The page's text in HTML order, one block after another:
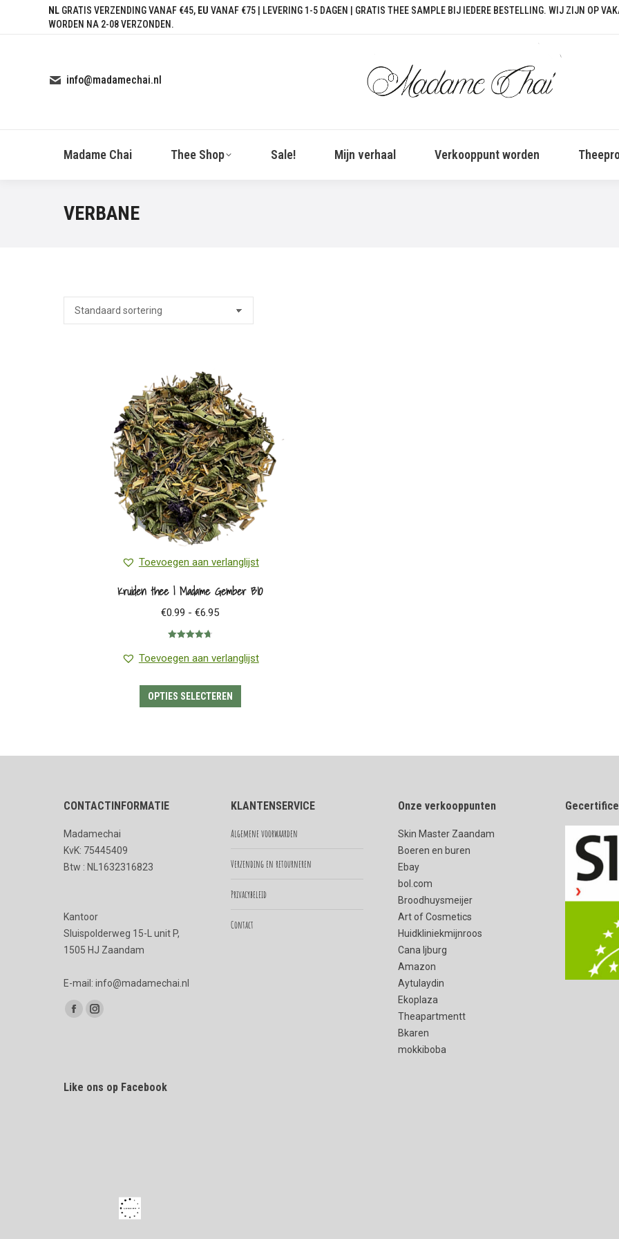
NL GRATIS VERZENDING VANAF €45, EU VANAF €75 | LEVERING 1-5 DAGEN | GRATIS THEE SAMPLE BIJ IEDERE BESTELLING. WIJ ZIJN OP
WORDEN NA 2-08 VERZONDEN.
info@madamechai.nl
Madame Chai Thee Shop Sale! Mijn verhaal Verkooppunt worden
VERBANE
Toevoegen aan verlanglijst
Kruiden thee | Madame Gember BIO
€0.99 - €6.95Prijsklasse:
€6.95
4.71uit 5
Toevoegen aan verlanglijst
OPTIES SELECTEREN
optie
worden
de
CONTACTINFORMATIE
Madamechai
KvK: 75445409
Btw : NL1632316823
Kantoor
Sluispolderweg 15-L unit P,
1505 HJ Zaandam
E-mail: info@madamechai.nl
Vind ons op:
Facebook
new
Instagram
new
KLANTENSERVICE
Algemene voorwaarden
Verzending en retourneren
Privacybeleid
Contact
Onze verkooppunten
Skin Master Zaandam
Boeren en buren
Ebay
bol.com
Broodhuysmeijer
Art of Cosmetics
Huidkliniekmijnroos
Cana Ijburg
Amazon
Aytulaydin
Ekoplaza
Theapartmentt
Bkaren
mokkiboba
Like ons op Facebook